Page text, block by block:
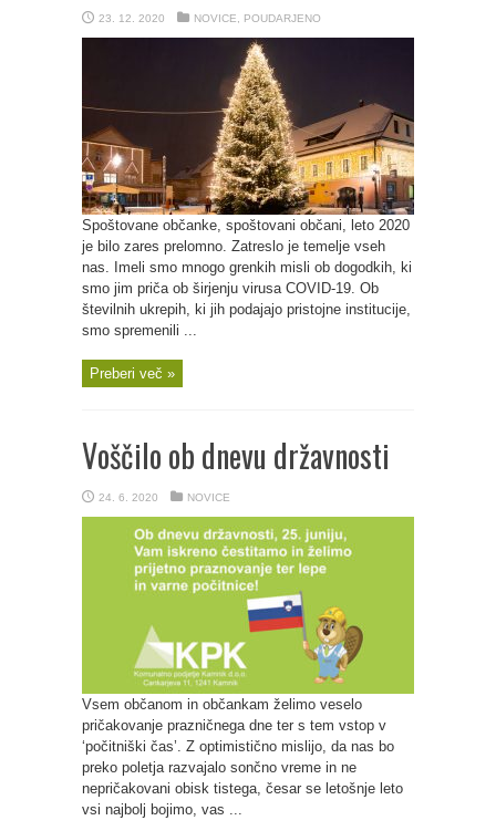
23. 12. 2020 NOVICE POUDARJENO
Spoštovane občanke, spoštovani občani, leto 2020
je bilo zares prelomno. Zatreslo je temelje vseh
nas. Imeli smo mnogo grenkih misli ob dogodkih, ki
smo jim priča ob širjenju virusa COVID-19. Ob
številnih ukrepih, ki jih podajajo pristojne institucije,
smo spremenili ...
Preberi več »
Voščilo ob dnevu državnosti
24. 6. 2020 NOVICE
Vsem občanom in občankam želimo veselo
pričakovanje prazničnega dne ter s tem vstop v
‘počitniški čas’. Z optimistično mislijo, da nas bo
preko poletja razvajalo sončno vreme in ne
nepričakovani obisk tistega, česar se letošnje leto
vsi najbolj bojimo, vas ...